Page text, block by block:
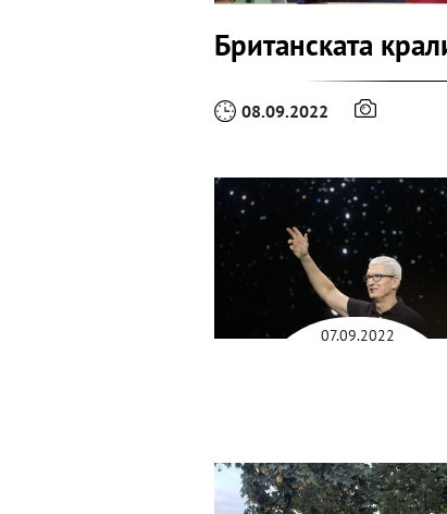
Британската
08.09.2022
07.09.2022